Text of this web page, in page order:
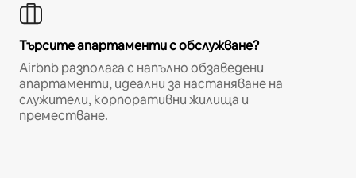
Търсите апартаменти с обслужване?
Airbnb разполага с напълно обзаведени
апартаменти, идеални за настаняване на
служители, корпоративни жилища и
преместване.